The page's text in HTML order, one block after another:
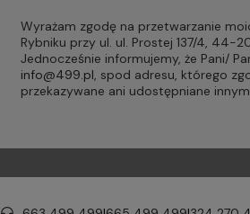
Wyrażam zgodę na przetwarzanie
Rybniku przy ul. ul. Prostej 137/4, 44-
Jednocześnie informujemy, że Pani/
info@499.pl, spod adresu, którego
przekazywane ani udostępniane